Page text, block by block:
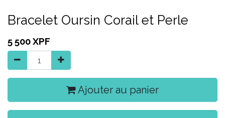
Bracelet Oursin Corail et Perle
5 500XPF
Ajouter au panier